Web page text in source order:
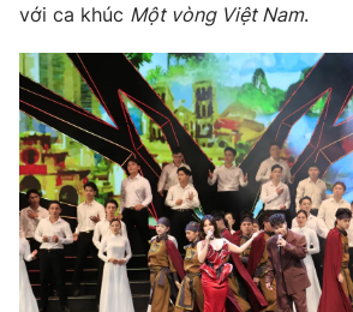
với ca khúc Một vòng Việt Nam.